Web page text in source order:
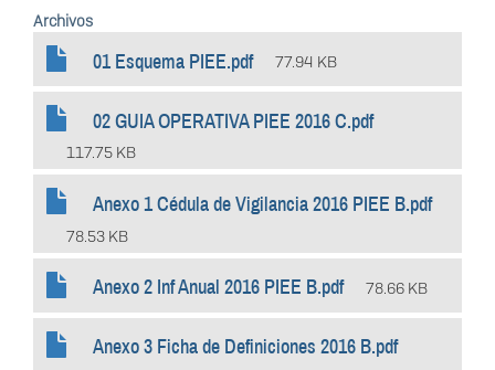
Archivos
01 Esquema PIEE.pdf 77.94 KB
02 GUIA OPERATIVA PIEE 2016 C.pdf
117.75 KB
Anexo 1 Cédula de Vigilancia 2016 PIEE B.pdf
78.53 KB
Anexo 2 Inf Anual 2016 PIEE B.pdf 78.66 KB
Anexo 3 Ficha de Definiciones 2016 B.pdf